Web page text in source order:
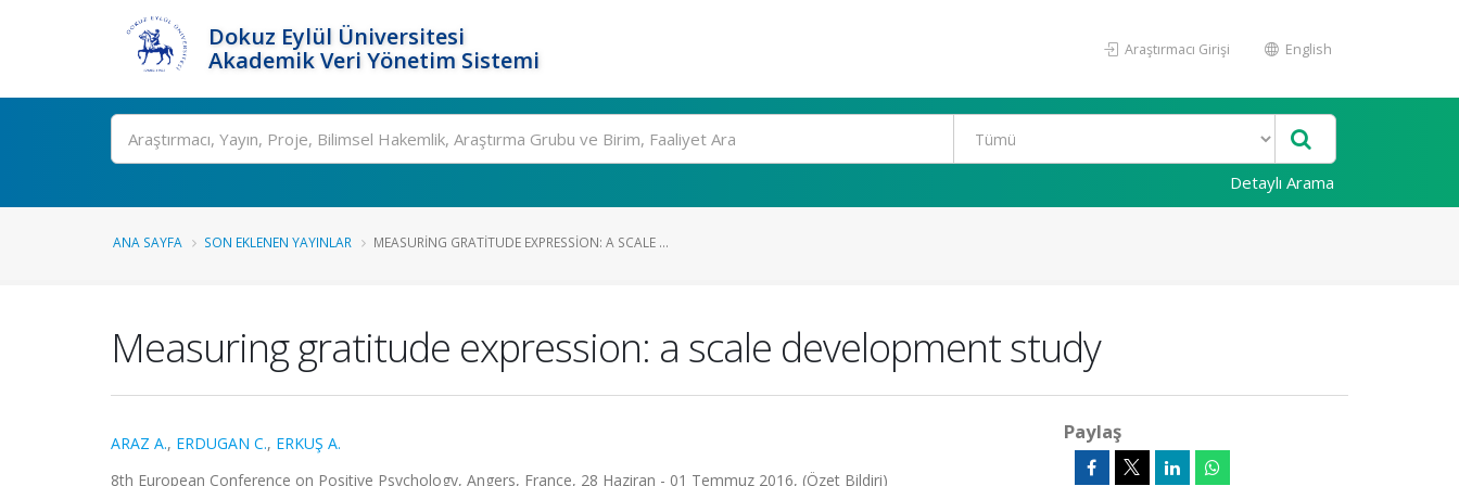
Dokuz Eylül Üniversitesi
Akademik Veri Yönetim Sistemi
Araştırmacı Girişi English
Ara
Detaylı Arama
ANA SAYFA SON EKLENEN YAYINLAR MEASURING GRATITUDE EXPRESSION: A SCALE ...
Measuring gratitude expression: a scale development study
ARAZ A., ERDUGAN C., ERKUŞ A.
8th European Conference on Positive Psychology, Angers, France, 28 Haziran - 01 Temmuz 2016, (Özet Bildiri)
Paylaş